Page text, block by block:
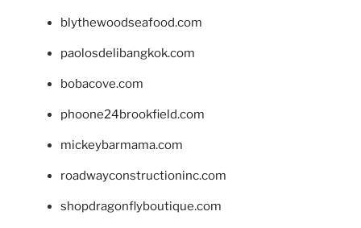
blythewoodseafood.com
paolosdelibangkok.com
bobacove.com
phoone24brookfield.com
mickeybarmama.com
roadwayconstructioninc.com
shopdragonflyboutique.com